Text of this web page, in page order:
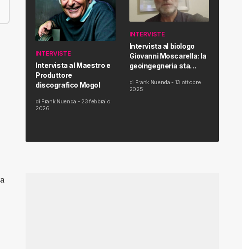
INTERVISTE
Intervista al Maestro e
Produttore
discografico Mogol
di Frank Nuenda - 23 febbraio
2026
INTERVISTE
Intervista al biologo
Giovanni Moscarella: la
geoingegneria sta
salute dell’uomo
di Frank Nuenda - 13 ottobre
2025